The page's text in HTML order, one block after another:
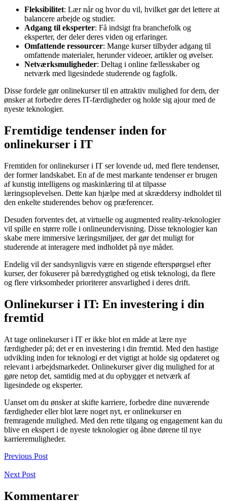
Fleksibilitet: Lær når og hvor du vil, hvilket gør det lettere at
balancere arbejde og studier.
Adgang til eksperter: Få indsigt fra branchefolk og
eksperter, der deler deres viden og erfaringer.
Omfattende ressourcer: Mange kurser tilbyder adgang til
omfattende materialer, herunder videoer, artikler og øvelser.
Netværksmuligheder: Deltag i online fællesskaber og
netværk med ligesindede studerende og fagfolk.
Disse fordele gør onlinekurser til en attraktiv mulighed for dem, der
ønsker at forbedre deres IT-færdigheder og holde sig ajour med de
nyeste teknologier.
Fremtidige tendenser inden for
onlinekurser i IT
Fremtiden for onlinekurser i IT ser lovende ud, med flere tendenser,
der former landskabet. En af de mest markante tendenser er brugen
af kunstig intelligens og maskinlæring til at tilpasse
læringsoplevelsen. Dette kan hjælpe med at skræddersy indholdet til
den enkelte studerendes behov og præferencer.
Desuden forventes det, at virtuelle og augmented reality-teknologier
vil spille en større rolle i onlineundervisning. Disse teknologier kan
skabe mere immersive læringsmiljøer, der gør det muligt for
studerende at interagere med indholdet på nye måder.
Endelig vil der sandsynligvis være en stigende efterspørgsel efter
kurser, der fokuserer på bæredygtighed og etisk teknologi, da flere
og flere virksomheder prioriterer ansvarlighed i deres drift.
Onlinekurser i IT: En investering i din
fremtid
At tage onlinekurser i IT er ikke blot en måde at lære nye
færdigheder på; det er en investering i din fremtid. Med den hastige
udvikling inden for teknologi er det vigtigt at holde sig opdateret og
relevant i arbejdsmarkedet. Onlinekurser giver dig mulighed for at
gøre netop det, samtidig med at du opbygger et netværk af
ligesindede og eksperter.
Uanset om du ønsker at skifte karriere, forbedre dine nuværende
færdigheder eller blot lære noget nyt, er onlinekurser en
fremragende mulighed. Med den rette tilgang og engagement kan du
blive en ekspert i de nyeste teknologier og åbne dørene til nye
karrieremuligheder.
Previous Post
Next Post
Kommentarer